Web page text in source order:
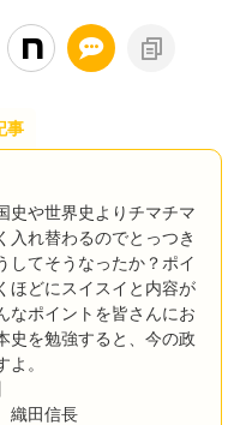
事
史や世界史よりチマチマ
入れ替わるのでとっつき
してそうなったか？ポイ
ほどにスイスイと内容が
なポイントを皆さんにお
史を勉強すると、今の政
。
織田信長